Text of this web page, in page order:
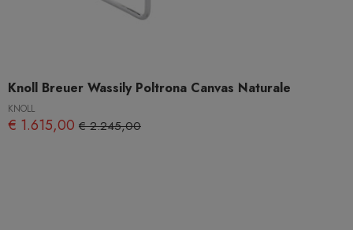
Knoll Breuer Wassily Poltrona Canvas Naturale
KNOLL
€ 1.615,00 € 2.245,00